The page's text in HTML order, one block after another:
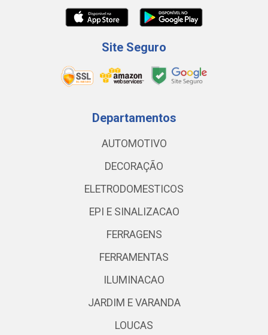
Site Seguro
Departamentos
AUTOMOTIVO
DECORAÇÃO
ELETRODOMESTICOS
EPI E SINALIZACAO
FERRAGENS
FERRAMENTAS
ILUMINACAO
JARDIM E VARANDA
LOUCAS